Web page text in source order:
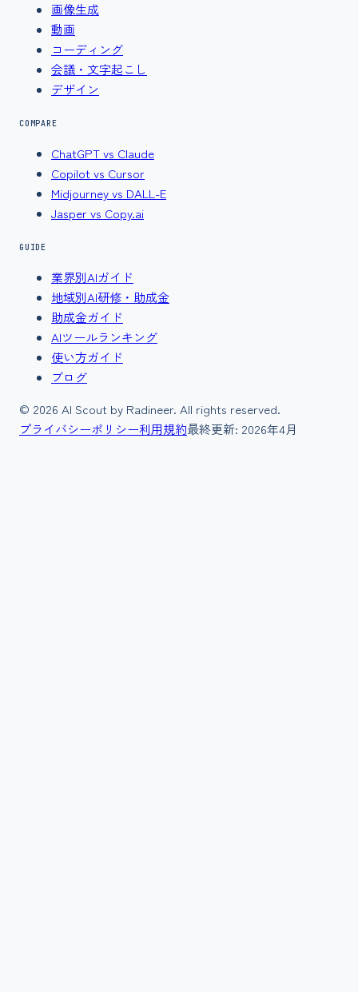
画像生成
動画
コーディング
会議・文字起こし
デザイン
COMPARE
ChatGPT vs Claude
Copilot vs Cursor
Midjourney vs DALL-E
Jasper vs Copy.ai
GUIDE
業界別AIガイド
地域別AI研修・助成金
助成金ガイド
AIツールランキング
使い方ガイド
ブログ
© 2026 AI Scout by Radineer. All rights reserved.
プライバシーポリシー利用規約最終更新: 2026年4月